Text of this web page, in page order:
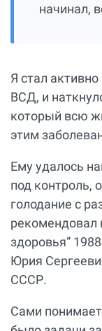
начинал,
Я стал активно
ВСД, и
который всю
этим
Ему удалось
под контроль,
голодание с
рекомендовал
здоровья”
Юрия
СССР.
Сами